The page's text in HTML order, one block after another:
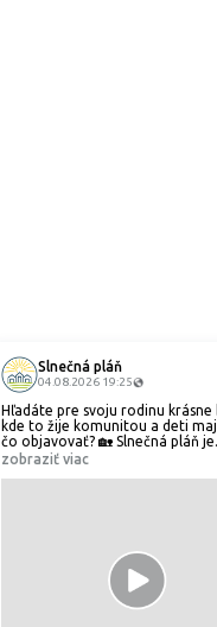
Slnečná pláň
04.08.2026 19:25
Hľadáte pre svoju rodinu krásne
kde to žije komunitou a deti
čo objavovať? 🏡 Slnečná pláň je
navrhnutá tak, aby ste mali
zobraziť viac